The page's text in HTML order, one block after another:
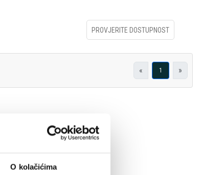
O kolačićima
PROVJERITE DOSTUPNOST
« 1 »